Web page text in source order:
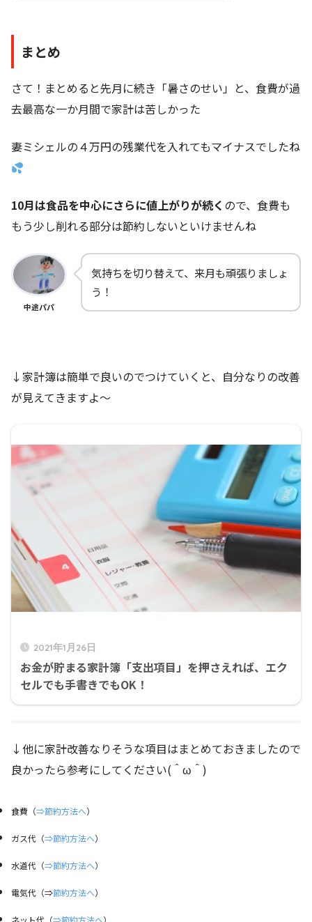
まとめ
さて！まとめると先月に続き「暑さのせい」と、食費が過
去最高な一か月間で家計は苦しかった
妻ミシェルの４万円の残業代を入れてもマイナスでしたね
10月は食品を中心にさらに値上がりが続く ので、食費も
もう少し削れる部分は節約しないといけませんね
中途パパ
気持ちを切り替えて、来月も頑張りましょ
う！
↓家計簿は簡単で良いのでつけていくと、自分なりの改善
が見えてきますよ～
2021年1月26日
お金が貯まる家計簿「支出項目」を押さえれば、エク
セルでも手書きでもOK！
↓他に家計改善なりそうな項目はまとめておきましたので
良かったら参考にしてください(＾ω＾)
食費（⇒節約方法へ）
ガス代（⇒節約方法へ）
水道代（⇒節約方法へ）
電気代（⇒節約方法へ）
ネット代（⇒節約方法へ）